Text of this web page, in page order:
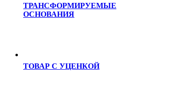
ТРАНСФОРМИРУЕМЫЕ
ОСНОВАНИЯ
ТОВАР С УЦЕНКОЙ